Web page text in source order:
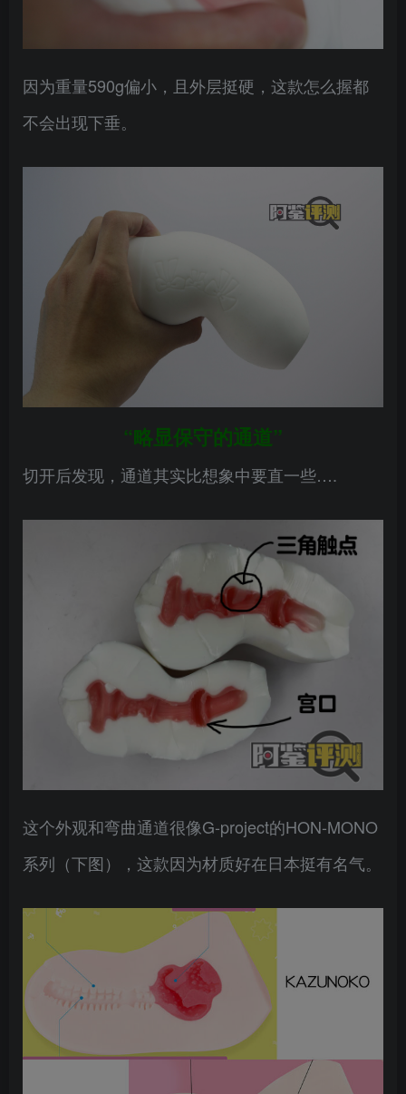
因为重量590g偏小，且外层挺硬，这款怎么握都
不会出现下垂。
“略显保守的通道”
切开后发现，通道其实比想象中要直一些….
这个外观和弯曲通道很像G-project的HON-MONO
系列（下图），这款因为材质好在日本挺有名气。